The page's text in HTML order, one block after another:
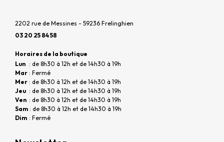
2202 rue de Messines - 59236 Frelinghien
03 20 25 84 58
Horaires de la boutique
Lun : de 8h30 à 12h et de 14h30 à 19h
Mar : Fermé
Mer : de 8h30 à 12h et de 14h30 à 19h
Jeu : de 8h30 à 12h et de 14h30 à 19h
Ven : de 8h30 à 12h et de 14h30 à 19h
Sam : de 8h30 à 12h et de 14h30 à 19h
Dim : Fermé